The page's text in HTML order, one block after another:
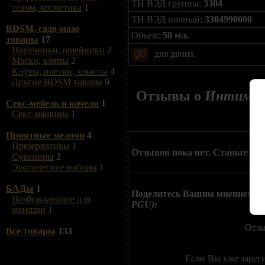
телом, косметика 1
BDSM, садо-мазо
товары 17
Наручники, ошейники 2
Маски, кляпы 2
Кнуты, плётки, хлысты 4
Другие BDSM товары 9
Секс-мебель и качели 1
Секс-машины 1
Приятные мелочи 4
Презервативы 1
Сувениры 2
Эротические наборы 1
БАДы 1
Возбуждающие для
женщин 1
Все товары 133
ТН ВЭД группы: 3304
ТН ВЭД полный: 3304990000
Объем: 50 мл.
для двоих
Отзывы о
Отзывов пока нет. Станьте
Поделитесь Вашим мнением о
PGU):
Если Вы уже